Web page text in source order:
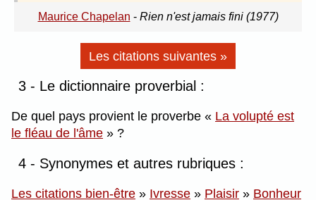
Maurice Chapelan - Rien n'est jamais fini (1977)
Les citations suivantes »
3 - Le dictionnaire proverbial :
De quel pays provient le proverbe
La volupté est
le fléau de l'âme
?
4 - Synonymes et autres rubriques :
Les citations bien-être » Ivresse » Plaisir » Bonheur